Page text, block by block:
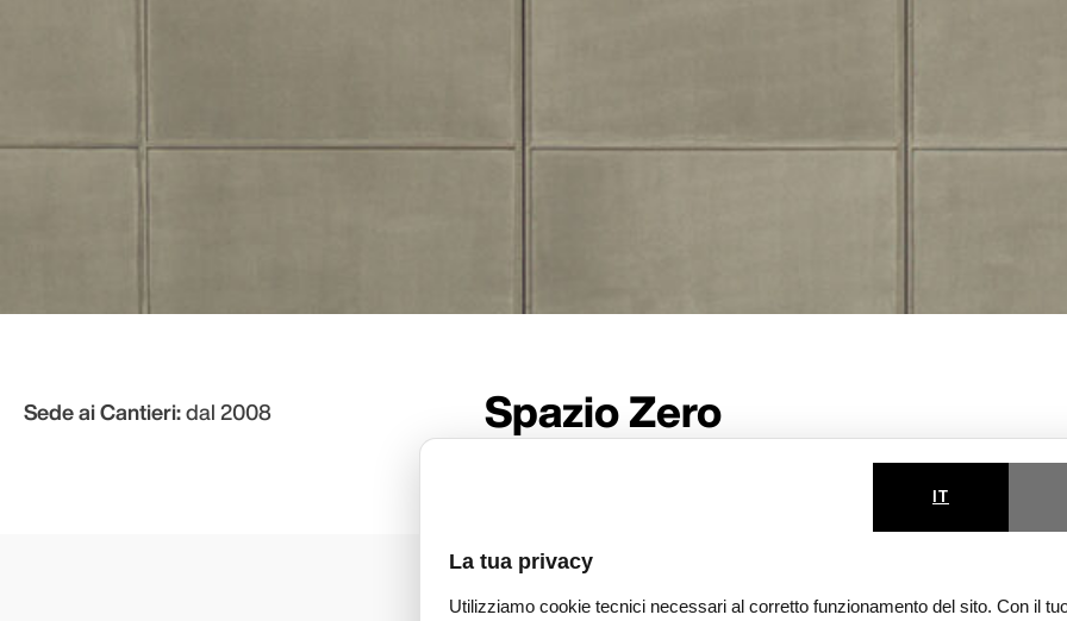
Sede ai Cantieri:dal 2008 Spazio Zero
Spazio per eventi gestito dal Comune di
IT
La tua privacy
Utilizziamo cookie tecnici necessari al corretto funzionamento del sito. Con il